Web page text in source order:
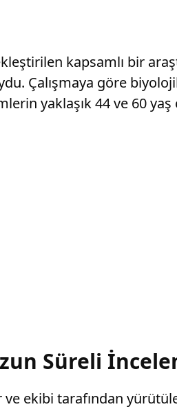
kapsamlı bir
Çalışmaya göre
yaklaşık 44 ve 60
Süreli
ekibi tarafından